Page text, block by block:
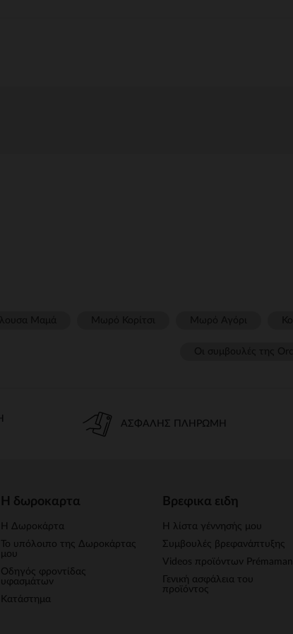
ΑΣΦΑΛΉΣ ΠΛΗΡΩΜΉ
Η δωροκαρτα
Η Δωροκάρτα
Το υπόλοιπο της Δωροκάρτας
μου
Οδηγός φροντίδας
υφασμάτων
Κατάστημα
Βρεφικα ειδη
Η λίστα γέννησής μου
Συμβουλές βρεφανάπτυξης
Videos προϊόντων Prémaman
Γενική ασφάλεια του
προϊόντος